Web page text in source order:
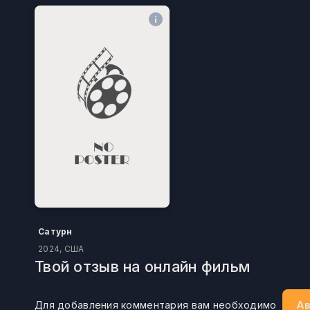
Сатурн
2024, США
Твой отзыв на онлайн фильм
Для добавления комментария вам необходимо